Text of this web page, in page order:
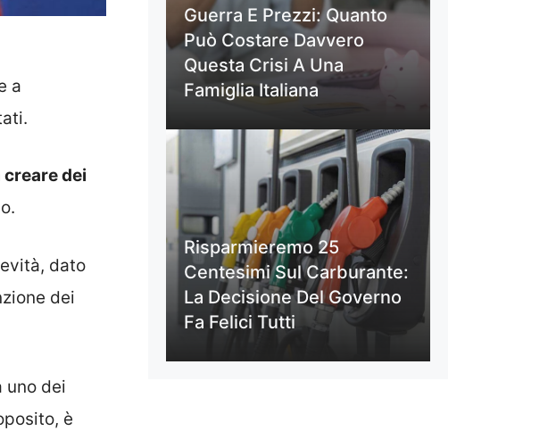
a
creare dei
dato
dei
uno dei
è
Guerra E Prezzi: Quanto
Può Costare Davvero
Questa Crisi A Una
Famiglia Italiana
Risparmieremo 25
Centesimi Sul Carburante:
La Decisione Del Governo
Fa Felici Tutti